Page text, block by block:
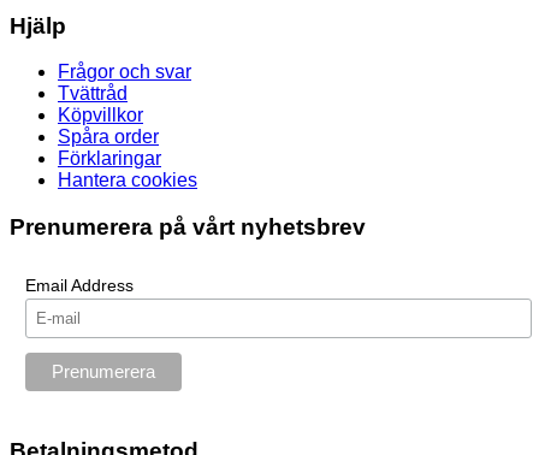
Hjälp
Frågor och svar
Tvättråd
Köpvillkor
Spåra order
Förklaringar
Hantera cookies
Prenumerera på vårt nyhetsbrev
Email Address